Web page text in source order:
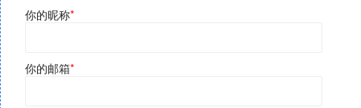
你的昵称*
你的邮箱*